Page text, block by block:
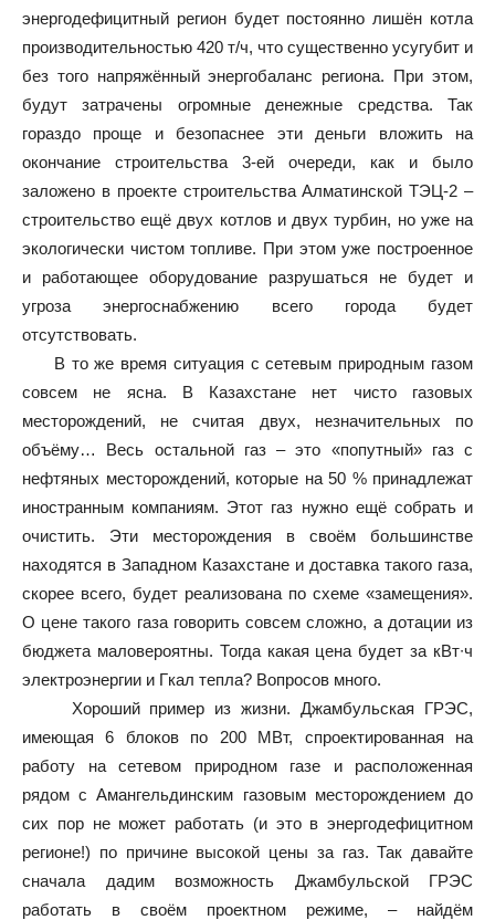
энергодефицитный регион будет постоянно лишён котла
производительностью 420 т/ч, что существенно усугубит и
без того напряжённый энергобаланс региона. При этом,
будут затрачены огромные денежные средства. Так
гораздо проще и безопаснее эти деньги вложить на
окончание строительства 3-ей очереди, как и было
заложено в проекте строительства Алматинской ТЭЦ-2 –
строительство ещё двух котлов и двух турбин, но уже на
экологически чистом топливе. При этом уже построенное
и работающее оборудование разрушаться не будет и
угроза энергоснабжению всего города будет
отсутствовать.
В то же время ситуация с сетевым природным газом
совсем не ясна. В Казахстане нет чисто газовых
месторождений, не считая двух, незначительных по
объёму… Весь остальной газ – это «попутный» газ с
нефтяных месторождений, которые на 50 % принадлежат
иностранным компаниям. Этот газ нужно ещё собрать и
очистить. Эти месторождения в своём большинстве
находятся в Западном Казахстане и доставка такого газа,
скорее всего, будет реализована по схеме «замещения».
О цене такого газа говорить совсем сложно, а дотации из
бюджета маловероятны. Тогда какая цена будет за кВт∙ч
электроэнергии и Гкал тепла? Вопросов много.
Хороший пример из жизни. Джамбульская ГРЭС,
имеющая 6 блоков по 200 МВт, спроектированная на
работу на сетевом природном газе и расположенная
рядом с Амангельдинским газовым месторождением до
сих пор не может работать (и это в энергодефицитном
регионе!) по причине высокой цены за газ. Так давайте
сначала дадим возможность Джамбульской ГРЭС
работать в своём проектном режиме, – найдём